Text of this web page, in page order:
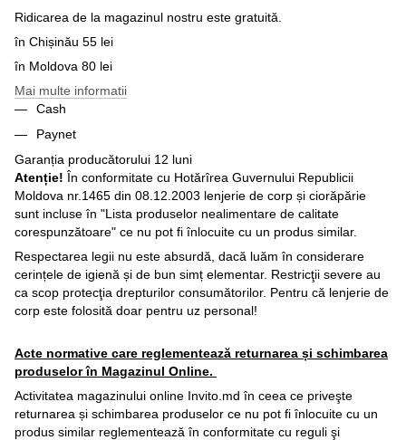
Ridicarea de la magazinul nostru este gratuită.
în Chișinău 55 lei
în Moldova 80 lei
Mai multe informatii
Cash
Paynet
Garanția producătorului 12 luni
Atenție! În conformitate cu Hotărîrea Guvernului Republicii
Moldova nr.1465 din 08.12.2003 lenjerie de corp și ciorăpărie
sunt incluse în "Lista produselor nealimentare de calitate
corespunzătoare" ce nu pot fi înlocuite cu un produs similar.
Respectarea legii nu este absurdă, dacă luăm în considerare
cerințele de igienă și de bun simț elementar. Restricţii severe au
ca scop protecţia drepturilor consumătorilor. Pentru că lenjerie de
corp este folosită doar pentru uz personal!
Acte normative care reglementează returnarea și schimbarea
produselor în Magazinul Online.
Activitatea magazinului online Invito.md în ceea ce priveşte
returnarea și schimbarea produselor ce nu pot fi înlocuite cu un
produs similar reglementează în conformitate cu reguli şi